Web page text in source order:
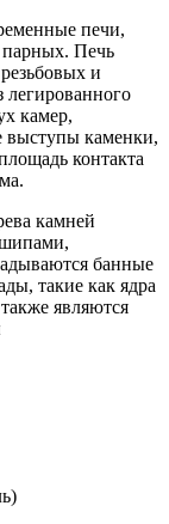
печи,
парных. Печь
и
камер,
выступы каменки,
контакта
камней
банные
такие как ядра
являются